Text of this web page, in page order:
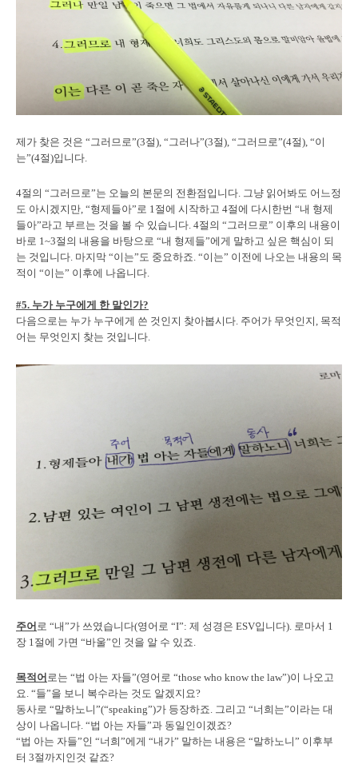
제가 찾은 것은 “그러므로”(3절), “그러나”(3절), “그러므로”(4절), “이
는”(4절)입니다.
4절의 “그러므로”는 오늘의 본문의 전환점입니다. 그냥 읽어봐도 어느정
도 아시겠지만, “형제들아”로 1절에 시작하고 4절에 다시한번 “내 형제
들아”라고 부르는 것을 볼 수 있습니다. 4절의 “그러므로” 이후의 내용이
바로 1~3절의 내용을 바탕으로 “내 형제들”에게 말하고 싶은 핵심이 되
는 것입니다. 마지막 “이는”도 중요하죠. “이는” 이전에 나오는 내용의 목
적이 “이는” 이후에 나옵니다.
#5. 누가 누구에게 한 말인가?
다음으로는 누가 누구에게 쓴 것인지 찾아봅시다. 주어가 무엇인지, 목적
어는 무엇인지 찾는 것입니다.
주어 로 “내”가 쓰였습니다(영어로 “I”: 제 성경은 ESV입니다). 로마서 1
장 1절에 가면 “바울”인 것을 알 수 있죠.
목적어 로는 “법 아는 자들”(영어로 “those who know the law”)이 나오고
요. “들”을 보니 복수라는 것도 알겠지요?
동사로 “말하노니”(“speaking”)가 등장하죠. 그리고 “너희는”이라는 대
상이 나옵니다. “법 아는 자들”과 동일인이겠죠?
“법 아는 자들”인 “너희”에게 “내가” 말하는 내용은 “말하노니” 이후부
터 3절까지인것 같죠?